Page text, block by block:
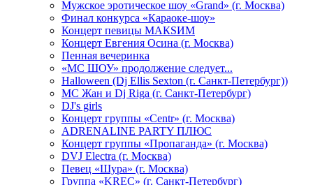
Мужское эротическое шоу «Grand» (г. Москва)
Финал конкурса «Караоке-шоу»
Концерт певицы МАКSИМ
Концерт Евгения Осина (г. Москва)
Пенная вечеринка
«МС ШОУ» продолжение следует...
Halloween (Dj Ellis Sexton (г. Санкт-Петербург))
МС Жан и Dj Riga (г. Санкт-Петербург)
DJ's girls
Концерт группы «Centr» (г. Москва)
ADRENALINE PARTY ПЛЮС
Концерт группы «Пропаганда» (г. Москва)
DVJ Electra (г. Москва)
Певец «Шура» (г. Москва)
Группа «KREC» (г. Санкт-Петербург)